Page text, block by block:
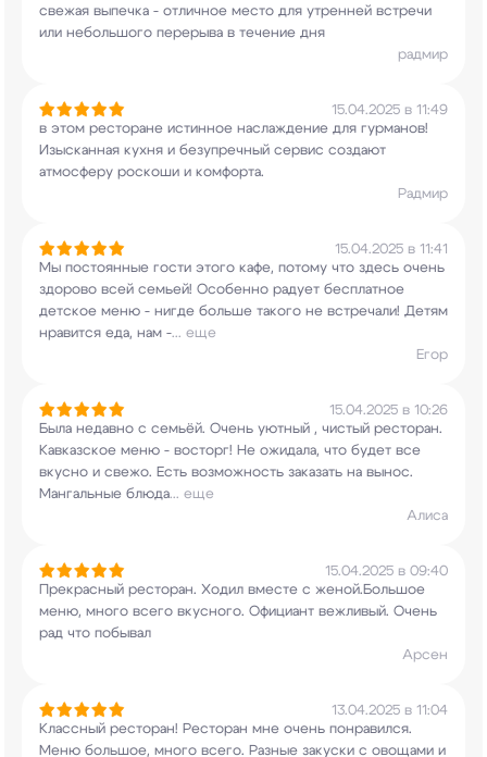
свежая выпечка - отличное место для утренней встречи
или небольшого перерыва в течение дня
радмир
15.04.2025 в 11:49
в этом ресторане истинное наслаждение для гурманов!
Изысканная кухня и безупречный сервис создают
атмосферу роскоши и комфорта.
Радмир
15.04.2025 в 11:41
Мы постоянные гости этого кафе, потому что здесь очень
здорово всей семьей! Особенно радует бесплатное
детское меню - нигде больше такого не встречали! Детям
нравится еда, нам -... еще
Егор
15.04.2025 в 10:26
Была недавно с семьёй. Очень уютный , чистый ресторан.
Кавказское меню - восторг! Не ожидала, что будет все
вкусно и свежо. Есть возможность заказать на вынос.
Мангальные блюда... еще
Алиса
15.04.2025 в 09:40
Прекрасный ресторан. Ходил вместе с женой.Большое
меню, много всего вкусного. Официант вежливый. Очень
рад что побывал
Арсен
13.04.2025 в 11:04
Классный ресторан! Ресторан мне очень понравился.
Меню большое, много всего. Разные закуски с овощами и